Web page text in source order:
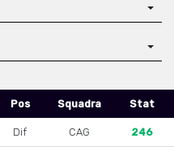
Pos Squadra Stat
Dif CAG 246